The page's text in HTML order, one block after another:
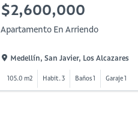
$2,600,000
Apartamento En Arriendo
Medellín, San Javier, Los Alcazares
105.0 m2 Habit. 3 Baños 1 Garaje 1